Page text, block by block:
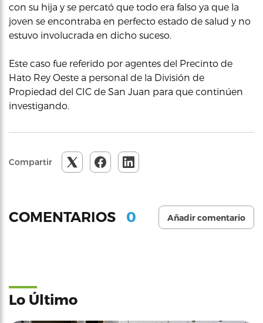
con su hija y se percató que todo era falso ya que la
joven se encontraba en perfecto estado de salud y no
estuvo involucrada en dicho suceso.
Este caso fue referido por agentes del Precinto de
Hato Rey Oeste a personal de la División de
Propiedad del CIC de San Juan para que continúen
investigando.
Compartir
COMENTARIOS 0 Añadir comentario
Lo Último